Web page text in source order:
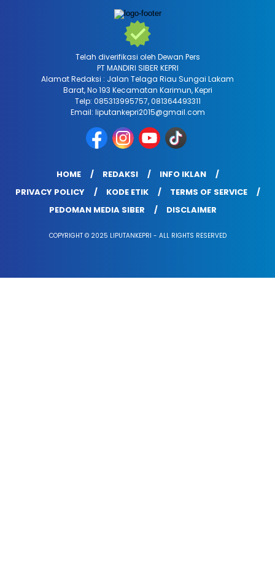
Telah diverifikasi oleh Dewan Pers
PT MANDIRI SIBER KEPRI
Alamat Redaksi : Jalan Telaga Riau Sungai Lakam
Barat, No 193 Kecamatan Karimun, Kepri
Telp: 085313995757, 081364493311
Email: liputankepri2015@gmail.com
HOME REDAKSI
INFO IKLAN
PRIVACY POLICY
KODE ETIK
TERMS OF SERVICE
PEDOMAN MEDIA SIBER
DISCLAIMER
COPYRIGHT © 2025 LIPUTANKEPRI - ALL RIGHTS RESERVED